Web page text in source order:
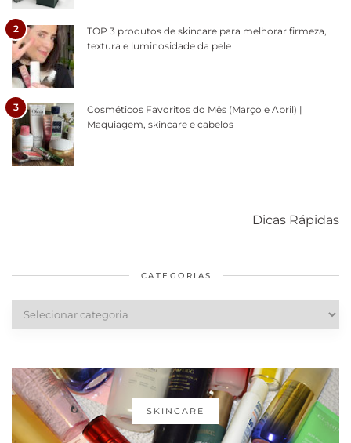
2
TOP 3 produtos de skincare para melhorar firmeza,
textura e luminosidade da pele
3
Cosméticos Favoritos do Mês (Março e Abril) |
Maquiagem, skincare e cabelos
Dicas Rápidas
diários
cabelos
CATEGORIAS
Categorias
SKINCARE